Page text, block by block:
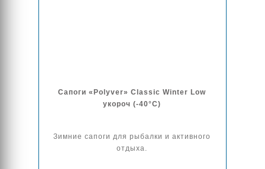
Сапоги «Polyver» Classic Winter Low
укороч (-40°C)
Зимние сапоги для рыбалки и активного
отдыха.